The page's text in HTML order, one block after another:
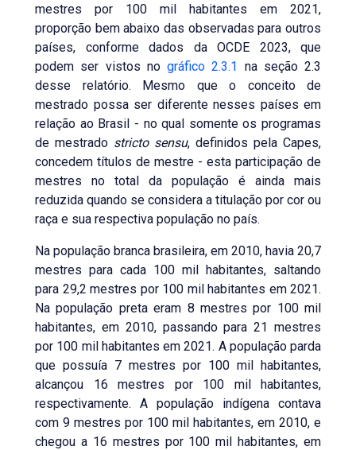
mestres por 100 mil habitantes em 2021,
proporção bem abaixo das observadas para outros
países, conforme dados da OCDE 2023, que
podem ser vistos no gráfico 2.3.1 na seção 2.3
desse relatório. Mesmo que o conceito de
mestrado possa ser diferente nesses países em
relação ao Brasil - no qual somente os programas
de mestrado stricto sensu, definidos pela Capes,
concedem títulos de mestre - esta participação de
mestres no total da população é ainda mais
reduzida quando se considera a titulação por cor ou
raça e sua respectiva população no país.
Na população branca brasileira, em 2010, havia 20,7
mestres para cada 100 mil habitantes, saltando
para 29,2 mestres por 100 mil habitantes em 2021.
Na população preta eram 8 mestres por 100 mil
habitantes, em 2010, passando para 21 mestres
por 100 mil habitantes em 2021. A população parda
que possuía 7 mestres por 100 mil habitantes,
alcançou 16 mestres por 100 mil habitantes,
respectivamente. A população indígena contava
com 9 mestres por 100 mil habitantes, em 2010, e
chegou a 16 mestres por 100 mil habitantes, em